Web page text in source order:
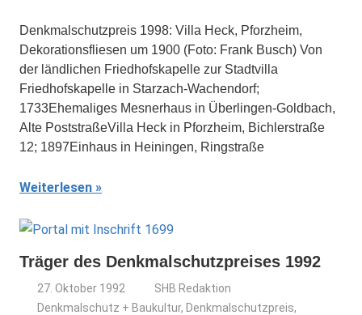
Denkmalschutzpreis 1998: Villa Heck, Pforzheim,
Dekorationsfliesen um 1900 (Foto: Frank Busch) Von
der ländlichen Friedhofskapelle zur Stadtvilla
Friedhofskapelle in Starzach-Wachendorf;
1733Ehemaliges Mesnerhaus in Überlingen-Goldbach,
Alte PoststraßeVilla Heck in Pforzheim, Bichlerstraße
12; 1897Einhaus in Heiningen, Ringstraße
Weiterlesen
Träger des Denkmalschutzpreises 1992
27. Oktober 1992
SHB Redaktion
Denkmalschutz + Baukultur, Denkmalschutzpreis,